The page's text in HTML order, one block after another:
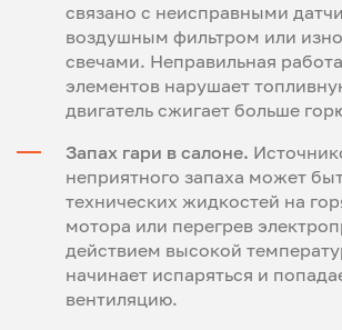
связано с неисправными
воздушным фильтром или
свечами. Неправильная
элементов нарушает
двигатель сжигает больше
Запах гари в салоне.
неприятного запаха может
технических жидкостей на
мотора или перегрев
действием высокой
начинает испаряться и
вентиляцию.